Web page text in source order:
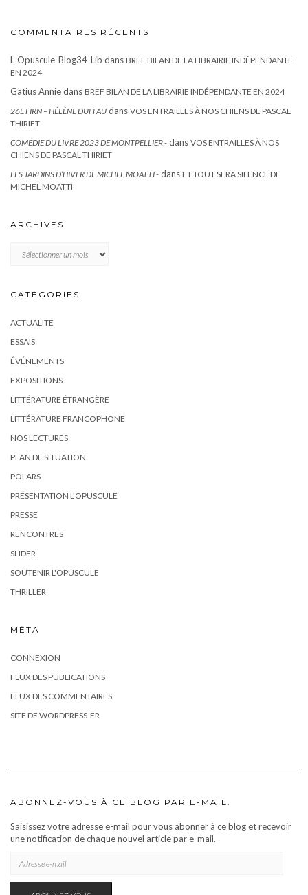
COMMENTAIRES RÉCENTS
L-Opuscule-Blog34-Lib dans BREF BILAN DE LA LIBRAIRIE INDÉPENDANTE
EN 2024
Gatius Anniedans BREF BILAN DE LA LIBRAIRIE INDÉPENDANTE EN 2024
26E FIRN – HÉLÈNE DUFFAU dans VOS ENTRAILLES À NOS CHIENS DE PASCAL
THIRIET
COMÉDIE DU LIVRE 2023 DE MONTPELLIER - dans VOS ENTRAILLES À NOS
CHIENS DE PASCAL THIRIET
LES JARDINS D’HIVER DE MICHEL MOATTI - dans ET TOUT SERA SILENCE DE
MICHEL MOATTI
ARCHIVES
CATÉGORIES
ACTUALITÉ
ESSAIS
ÉVÉNEMENTS
EXPOSITIONS
LITTÉRATURE ÉTRANGÈRE
LITTÉRATURE FRANCOPHONE
NOS LECTURES
PLAN DE SITUATION
POLARS
PRÉSENTATION L'OPUSCULE
PRESSE
RENCONTRES
SLIDER
SOUTENIR L'OPUSCULE
THRILLER
MÉTA
CONNEXION
FLUX DES PUBLICATIONS
FLUX DES COMMENTAIRES
SITE DE WORDPRESS-FR
ABONNEZ-VOUS À CE BLOG PAR E-MAIL.
Saisissez votre adresse e-mail pour vous abonner à ce blog et recevoir
une notification de chaque nouvel article par e-mail.